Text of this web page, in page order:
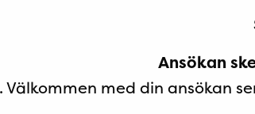
Ansökan
med din ansökan